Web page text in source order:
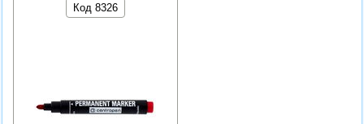
Код 8326